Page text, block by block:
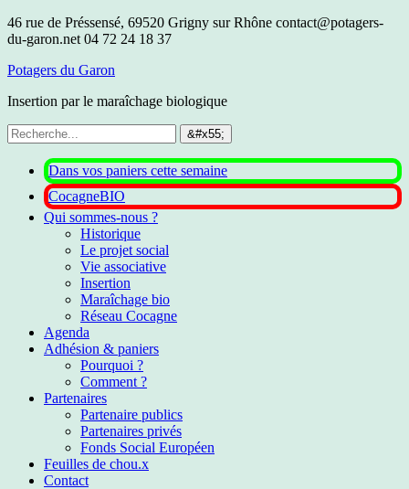
46 rue de Préssensé, 69520 Grigny sur Rhône contact@potagers-
du-garon.net 04 72 24 18 37
Potagers du Garon
Insertion par le maraîchage biologique
Dans vos paniers cette semaine
CocagneBIO
Qui sommes-nous ?
Historique
Le projet social
Vie associative
Insertion
Maraîchage bio
Réseau Cocagne
Agenda
Adhésion & paniers
Pourquoi ?
Comment ?
Partenaires
Partenaire publics
Partenaires privés
Fonds Social Européen
Feuilles de chou.x
Contact